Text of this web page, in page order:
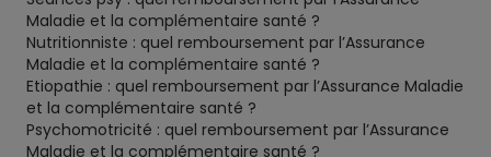
Maladie et la complémentaire santé ?
Nutritionniste : quel remboursement par l’Assurance
Maladie et la complémentaire santé ?
Etiopathie : quel remboursement par l’Assurance Maladie
et la complémentaire santé ?
Psychomotricité : quel remboursement par l’Assurance
Maladie et la complémentaire santé ?